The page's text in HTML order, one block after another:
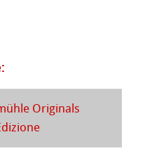
Originals